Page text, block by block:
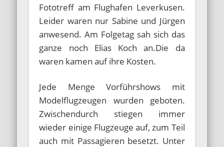
Fototreff am Flughafen Leverkusen.
Leider waren nur Sabine und Jürgen
anwesend. Am Folgetag sah sich das
ganze noch Elias Koch an.Die da
waren kamen auf ihre Kosten.
Jede Menge Vorführshows mit
Modelflugzeugen wurden geboten.
Zwischendurch stiegen immer
wieder einige Flugzeuge auf, zum Teil
auch mit Passagieren besetzt. Unter